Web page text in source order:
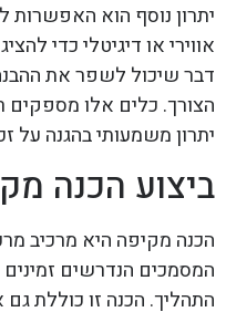
יתרון נוסף הוא האפשרות
אווירי או דיגיטלי כדי
דבר שיכול לשפר את
הצורך. כלים אלו מספקים
יתרון משמעותי בהגנה על
ביצוע הכנה
הכנה מקיפה היא מרכיב
המסמכים הנדרשים
התהליך. הכנה זו כוללת